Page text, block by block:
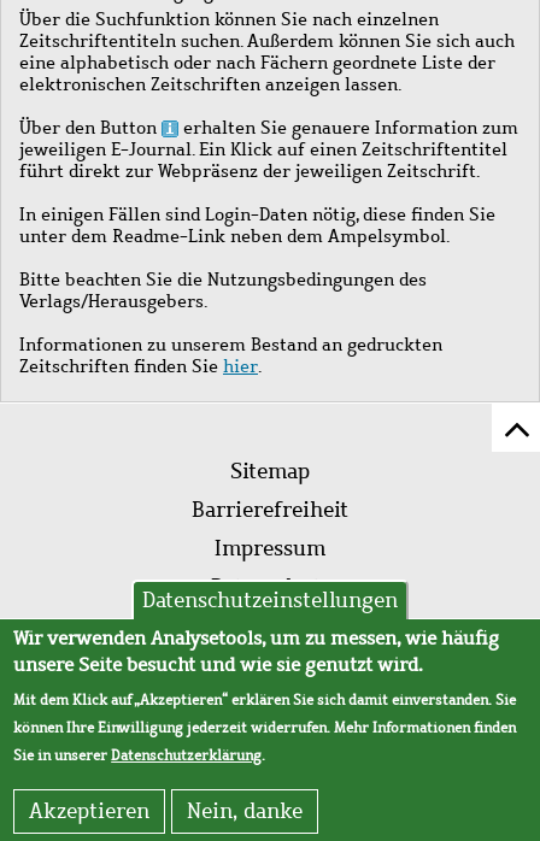
Über die Suchfunktion können Sie nach einzelnen
Zeitschriftentiteln suchen. Außerdem können Sie sich auch
eine alphabetisch oder nach Fächern geordnete Liste der
elektronischen Zeitschriften anzeigen lassen.
Über den Button
erhalten Sie genauere Information zum
jeweiligen E-Journal. Ein Klick auf einen Zeitschriftentitel
führt direkt zur Webpräsenz der jeweiligen Zeitschrift.
In einigen Fällen sind Login-Daten nötig, diese finden Sie
unter dem Readme-Link neben dem Ampelsymbol.
Bitte beachten Sie die Nutzungsbedingungen des
Verlags/Herausgebers.
Informationen zu unserem Bestand an gedruckten
Zeitschriften finden Sie hier.
Fußleistenmenü
Sitemap
Barrierefreiheit
Impressum
Datenschutz
AVB
Datenschutzeinstellungen
Wir verwenden Analysetools, um zu messen, wie häufig
unsere Seite besucht und wie sie genutzt wird.
Mit dem Klick auf „Akzeptieren“ erklären Sie sich damit einverstanden. Sie
können Ihre Einwilligung jederzeit widerrufen. Mehr Informationen finden
Sie in unsererDatenschutzerklärung.
Akzeptieren Nein, danke